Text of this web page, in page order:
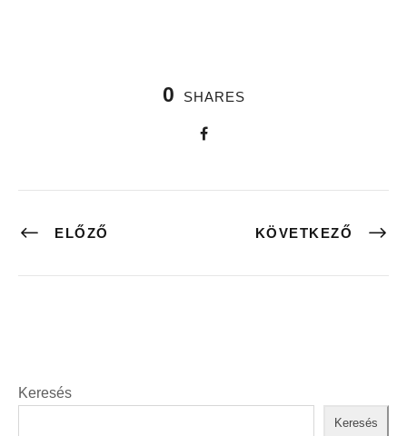
0 SHARES
ELŐZŐ KÖVETKEZŐ
Keresés
Keresés